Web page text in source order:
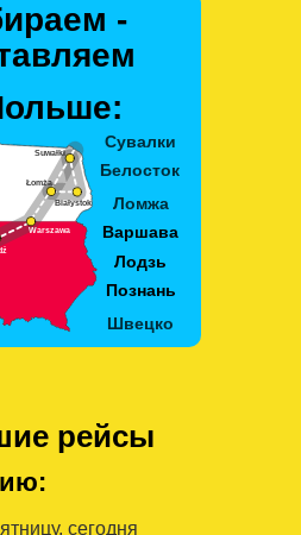
-
рейсы
сегодня